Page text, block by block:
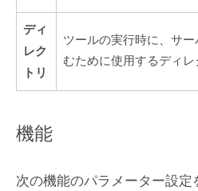
ディ
レク
トリ
ツールの実行時に、サ
むために使用するディレ
機能
次の機能のパラメーター設定